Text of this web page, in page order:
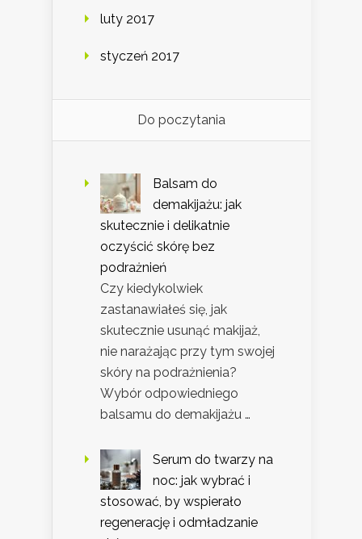
luty 2017
styczeń 2017
Do poczytania
Balsam do
demakijażu: jak
skutecznie i delikatnie
oczyścić skórę bez
podrażnień
Czy kiedykolwiek
zastanawiałeś się, jak
skutecznie usunąć makijaż,
nie narażając przy tym swojej
skóry na podrażnienia?
Wybór odpowiedniego
balsamu do demakijażu …
Serum do twarzy na
noc: jak wybrać i
stosować, by wspierało
regenerację i odmładzanie